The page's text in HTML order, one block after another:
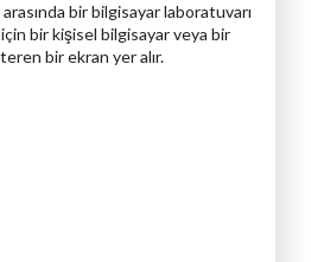
bir bilgisayar laboratuvarı
bir kişisel bilgisayar veya bir
bir ekran yer alır.